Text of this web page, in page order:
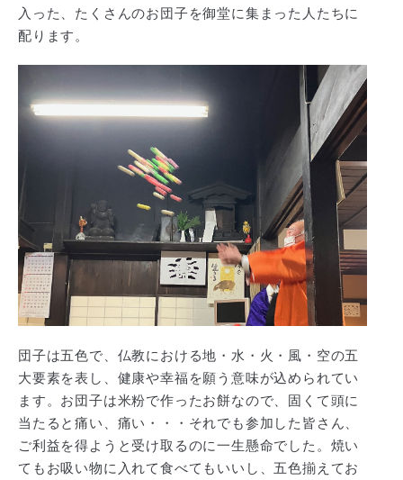
入った、たくさんのお団子を御堂に集まった人たちに
配ります。
団子は五色で、仏教における地・水・火・風・空の五
大要素を表し、健康や幸福を願う意味が込められてい
ます。お団子は米粉で作ったお餅なので、固くて頭に
当たると痛い、痛い・・・それでも参加した皆さん、
ご利益を得ようと受け取るのに一生懸命でした。焼い
てもお吸い物に入れて食べてもいいし、五色揃えてお